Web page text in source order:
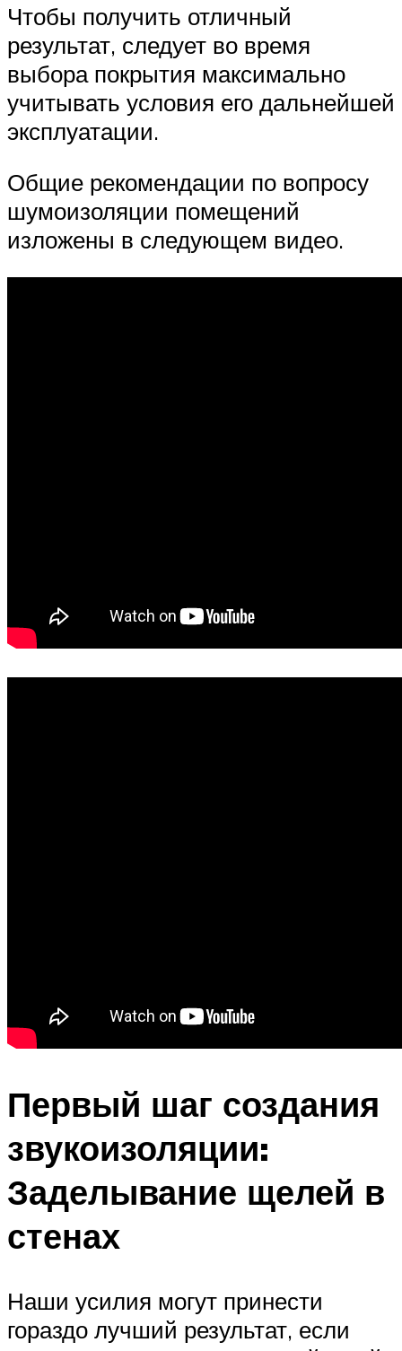
Чтобы получить отличный
результат, следует во время
выбора покрытия максимально
учитывать условия его дальнейшей
эксплуатации.
Общие рекомендации по вопросу
шумоизоляции помещений
изложены в следующем видео.
Первый шаг создания
звукоизоляции:
Заделывание щелей в
стенах
Наши усилия могут принести
гораздо лучший результат, если